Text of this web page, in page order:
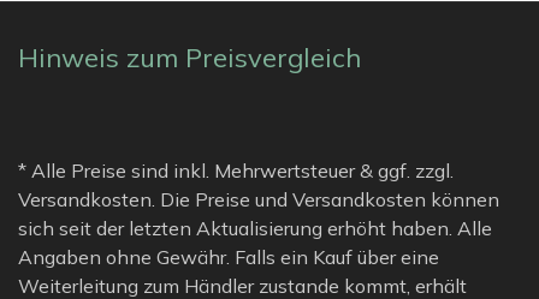
Hinweis zum Preisvergleich
* Alle Preise sind inkl. Mehrwertsteuer & ggf. zzgl.
Versandkosten. Die Preise und Versandkosten können
sich seit der letzten Aktualisierung erhöht haben. Alle
Angaben ohne Gewähr. Falls ein Kauf über eine
Weiterleitung zum Händler zustande kommt, erhält